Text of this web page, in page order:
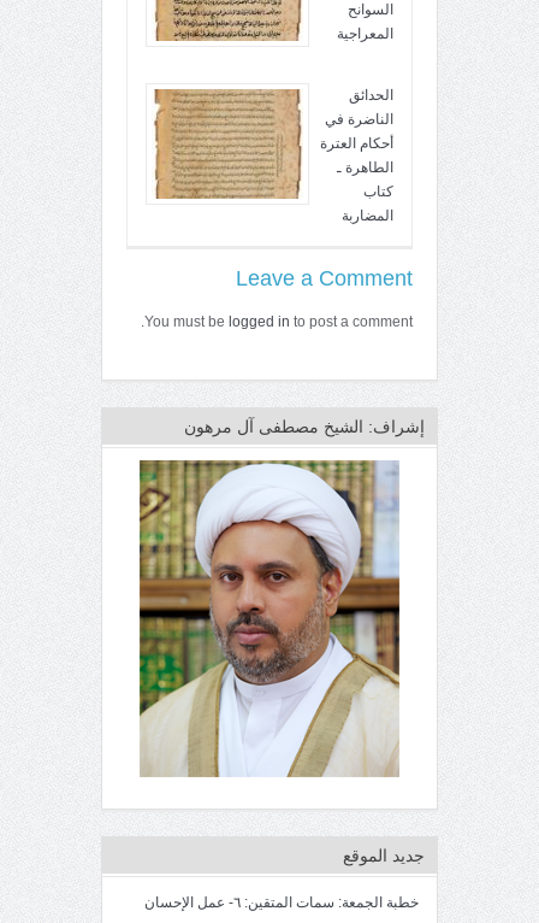
السوانح
المعراجية
الحدائق
الناضرة في
أحكام العترة
الطاهرة ـ
كتاب
المضاربة
Leave a Comment
You must be logged in to post a comment.
إشراف: الشيخ مصطفى آل مرهون
جديد الموقع
خطبة الجمعة: سمات المتقين: ٦- عمل الإحسان